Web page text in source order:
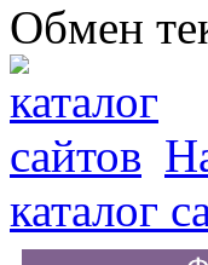
Обмен
каталог